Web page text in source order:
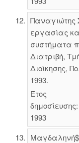
Παναγιώτης
εργασίας
συστήματα
Διατριβή,
Διοίκησης,
1993.
Έτος
δημοσίευσης:
1993